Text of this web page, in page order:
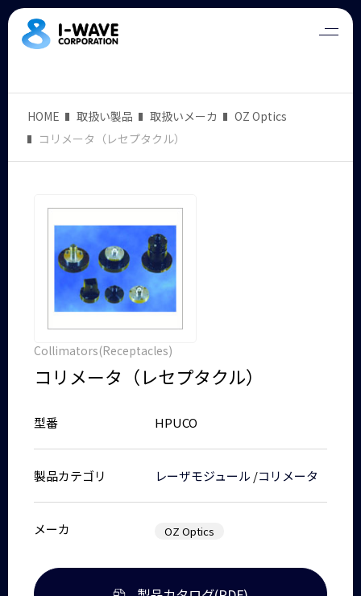
HOME 取扱い製品 取扱いメーカ
OZ Optics
コリメータ（レセプタクル）
Collimators(Receptacles)
コリメータ（レセプタクル）
型番 HPUCO
製品カテゴリ レーザモジュール /コリメータ
メーカ OZ Optics